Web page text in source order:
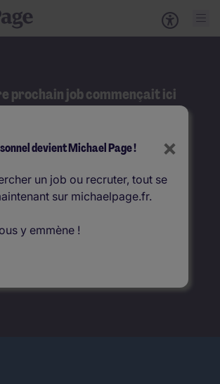
prochain job commençait ici
?
×
devient Michael Page !
un job ou recruter, tout se
sur michaelpage.fr.
y emmène !